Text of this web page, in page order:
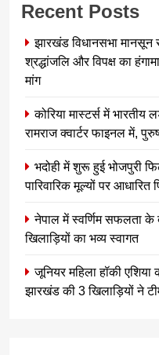
Recent Posts
झारखंड विधानसभा
श्रद्धांजलि और विपक्ष का
मांग
कोरिया मास्टर्स में भारतीय
रामराज क्वार्टर फाइनल में,
भदोही में शुरू हुई भोजपुरी
पारिवारिक मूल्यों पर आधारित
नेपाल में स्वर्णिम सफलता के
खिलाड़ियों का भव्य स्वागत
जूनियर महिला हॉकी
झारखंड की 3 खिलाड़ियों ने